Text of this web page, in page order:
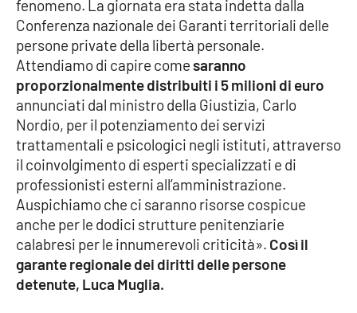
Sport
RUBRICHE
Good Morning Vietnam
Parchi Marini Calabria
Leggendo Alvaro insieme
Imprese Di Calabria
Le perfidie di Antonella Grippo
fenomeno. La giornata era stata indetta dalla
Conferenza nazionale dei Garanti territoriali delle
persone private della libertà personale.
Attendiamo di capire comesaranno
proporzionalmente distribuiti i 5 milioni di euro
annunciati dal ministro della Giustizia, Carlo
Nordio, per il potenziamento dei servizi
trattamentali e psicologici negli istituti, attraverso
il coinvolgimento di esperti specializzati e di
professionisti esterni all’amministrazione.
Auspichiamo che ci saranno risorse cospicue
anche per le dodici strutture penitenziarie
calabresi per le innumerevoli criticità». Così il
garante regionale dei diritti delle persone
detenute, Luca Muglia.